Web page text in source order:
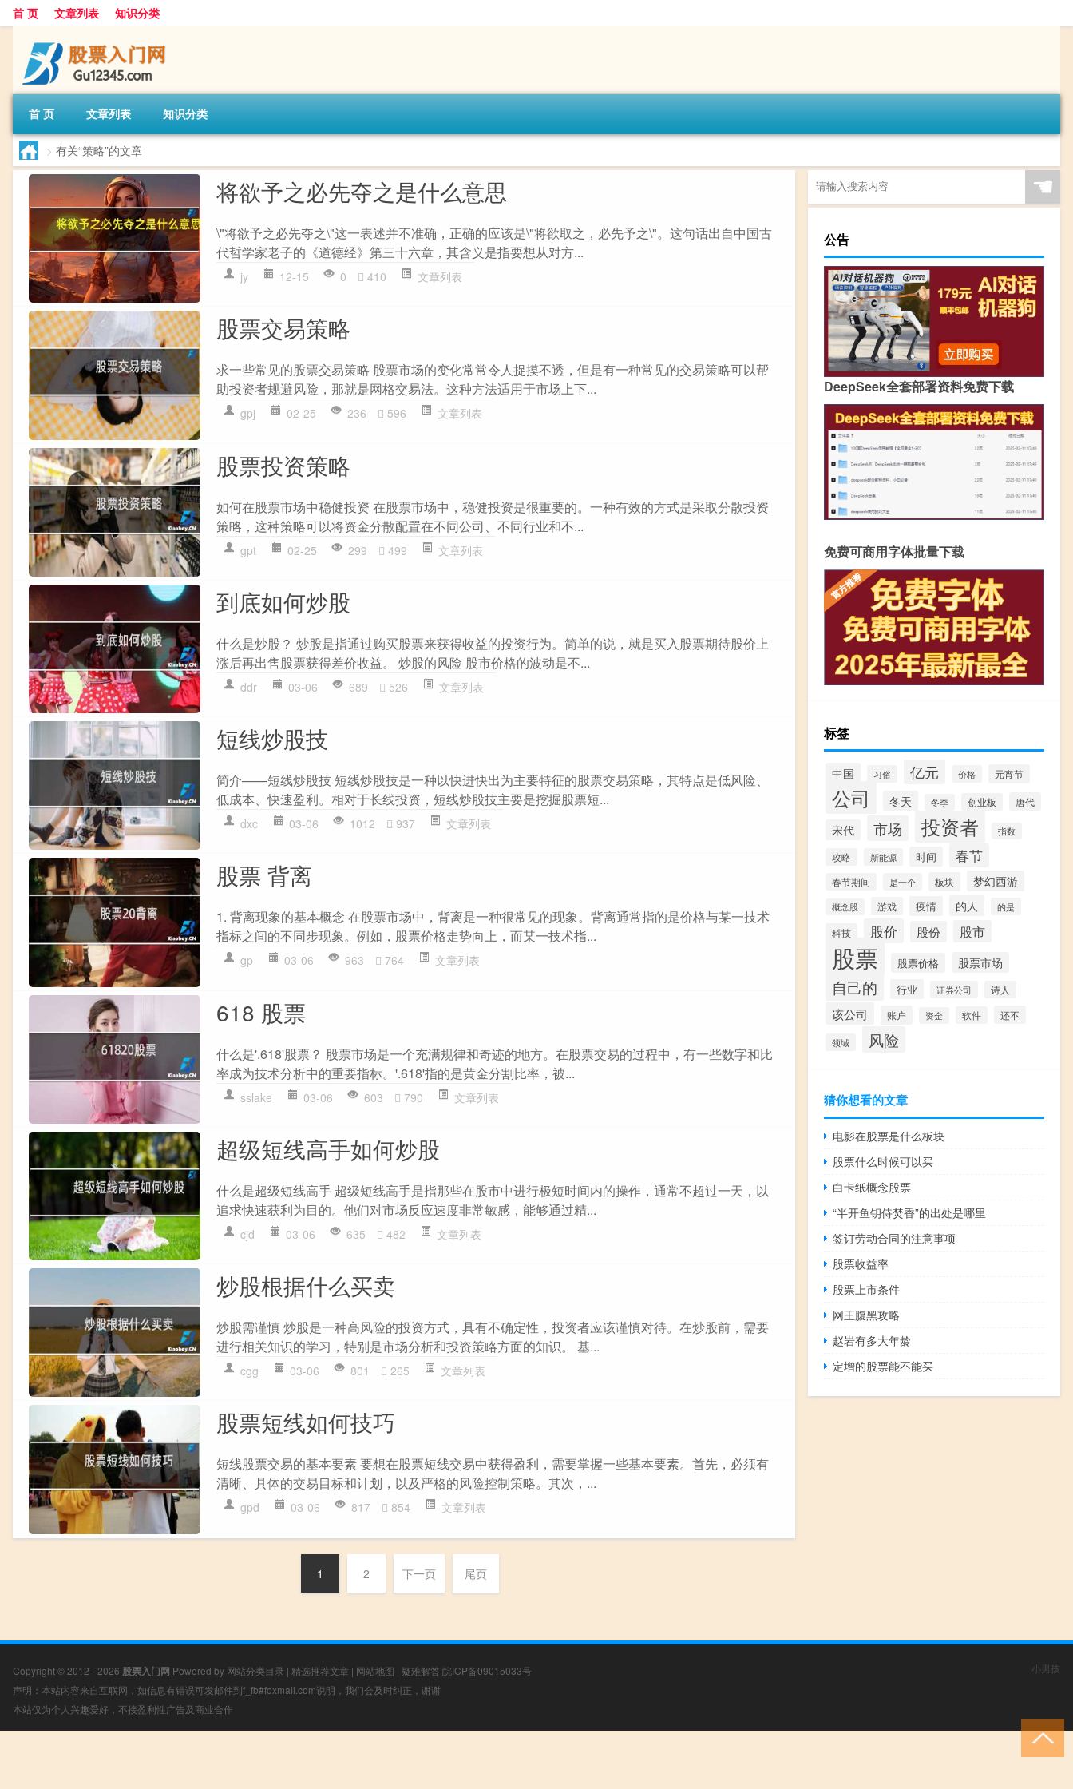
首 页 文章列表 知识分类
首 页 文章列表 知识分类
> 有关“策略”的文章
将欲予之必先夺之是什么意思
\"将欲予之必先夺之\"这一表述并不准确，正确的应该是\"将欲取之，必先予之\"。这句话出自中国古
代哲学家老子的《道德经》第三十六章，其含义是指要想从对方...
jy 12-15 0 410 文章列表
股票交易策略
求一些常见的股票交易策略 股票市场的变化常常令人捉摸不透，但是有一种常见的交易策略可以帮
助投资者规避风险，那就是网格交易法。这种方法适用于市场上下...
gpj 02-25 236 596 文章列表
股票投资策略
如何在股票市场中稳健投资 在股票市场中，稳健投资是很重要的。一种有效的方式是采取分散投资
策略，这种策略可以将资金分散配置在不同公司、不同行业和不...
gpt 02-25 299 499 文章列表
到底如何炒股
什么是炒股？ 炒股是指通过购买股票来获得收益的投资行为。简单的说，就是买入股票期待股价上
涨后再出售股票获得差价收益。 炒股的风险 股市价格的波动是不...
ddr 03-06 689 526 文章列表
短线炒股技
简介——短线炒股技 短线炒股技是一种以快进快出为主要特征的股票交易策略，其特点是低风险、
低成本、快速盈利。相对于长线投资，短线炒股技主要是挖掘股票短...
dxc 03-06 1012 937 文章列表
股票 背离
1. 背离现象的基本概念 在股票市场中，背离是一种很常见的现象。背离通常指的是价格与某一技术
指标之间的不同步现象。例如，股票价格走势向上，而某一技术指...
gp 03-06 963 764 文章列表
618 股票
什么是'.618'股票？ 股票市场是一个充满规律和奇迹的地方。在股票交易的过程中，有一些数字和比
率成为技术分析中的重要指标。'.618'指的是黄金分割比率，被...
sslake 03-06 603 790 文章列表
超级短线高手如何炒股
什么是超级短线高手 超级短线高手是指那些在股市中进行极短时间内的操作，通常不超过一天，以
追求快速获利为目的。他们对市场反应速度非常敏感，能够通过精...
cjd 03-06 635 482 文章列表
炒股根据什么买卖
炒股需谨慎 炒股是一种高风险的投资方式，具有不确定性，投资者应该谨慎对待。在炒股前，需要
进行相关知识的学习，特别是市场分析和投资策略方面的知识。 基...
cgg 03-06 801 265 文章列表
股票短线如何技巧
短线股票交易的基本要素 要想在股票短线交易中获得盈利，需要掌握一些基本要素。首先，必须有
清晰、具体的交易目标和计划，以及严格的风险控制策略。其次，...
gpd 03-06 817 854 文章列表
1 2 下一页 尾页
☚
公告
DeepSeek全套部署资料免费下载
免费可商用字体批量下载
标签
中国 习俗 亿元 价格 元宵节
公司 冬天 冬季 创业板 唐代
宋代 市场 投资者 指数
攻略 新能源 时间 春节
春节期间 是一个 板块 梦幻西游
概念股 游戏 疫情 的人 的是
科技 股价 股份 股市
股票 股票价格 股票市场
自己的 行业 证券公司 诗人
该公司 账户 资金 软件 还不
领域 风险
猜你想看的文章
电影在股票是什么板块
股票什么时候可以买
白卡纸概念股票
“半开鱼钥侍焚香”的出处是哪里
签订劳动合同的注意事项
股票收益率
股票上市条件
网王腹黑攻略
赵岩有多大年龄
定增的股票能不能买
Copyright © 2012 - 2026 股票入门网 Powered by 网站分类目录 | 精选推荐文章 | 网站地图 | 疑难解答 皖ICP备09015033号
声明：本站内容来自互联网，如信息有错误可发邮件到f_fb#foxmail.com说明，我们会及时纠正，谢谢
本站仅为个人兴趣爱好，不接盈利性广告及商业合作
小男孩